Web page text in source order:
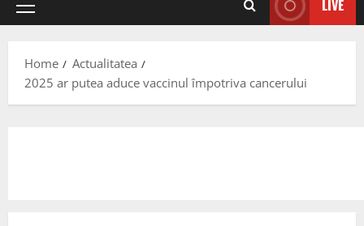
Primary
LIVE
Home
Actualitatea
2025 ar putea aduce vaccinul împotriva cancerului